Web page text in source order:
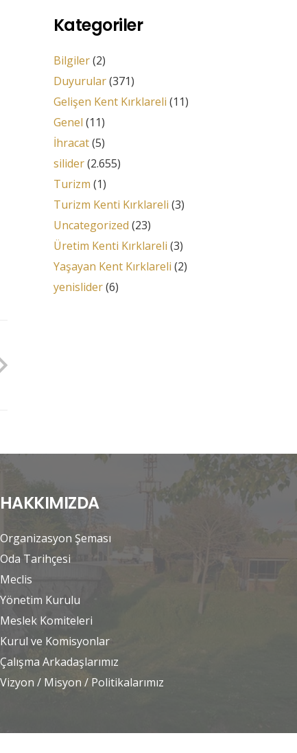
Kategoriler
Bilgiler(2)
Duyurular(371)
Gelişen Kent Kırklareli (11)
Genel (11)
İhracat(5)
silider(2.655)
Turizm (1)
Turizm Kenti Kırklareli (3)
Uncategorized (23)
Üretim Kenti Kırklareli (3)
Yaşayan Kent Kırklareli (2)
yenislider(6)
HAKKIMIZDA
Organizasyon Şeması
Oda Tarihçesi
Meclis
Yönetim Kurulu
Meslek Komiteleri
Kurul ve Komisyonlar
Çalışma Arkadaşlarımız
Vizyon / Misyon / Politikalarımız